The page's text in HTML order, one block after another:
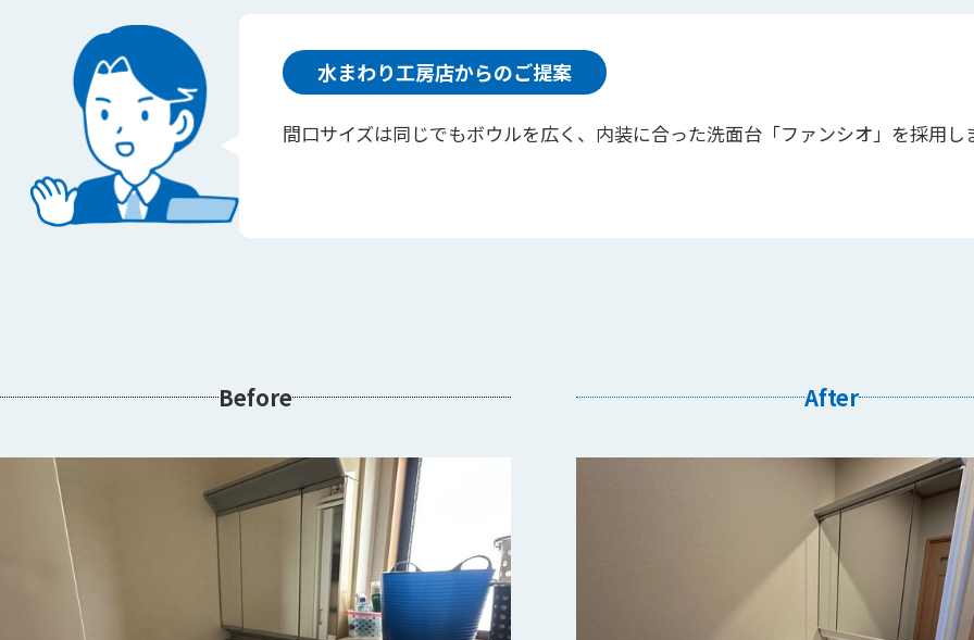
水まわり工房店からのご提案
間口サイズは同じでもボウルを広く、内装に合った洗面台「ファンシオ」を採用し
Before After